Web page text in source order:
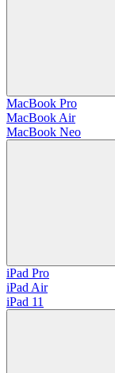
MacBook Pro
MacBook Air
MacBook Neo
iPad Pro
iPad Air
iPad 11